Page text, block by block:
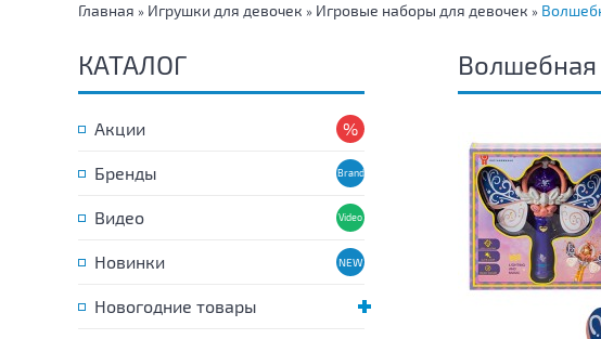
Главная » Игрушки для девочек » Игровые наборы для девочек »
КАТАЛОГ
Акции
Бренды
Видео
Новинки
Новогодние товары
Волшебная